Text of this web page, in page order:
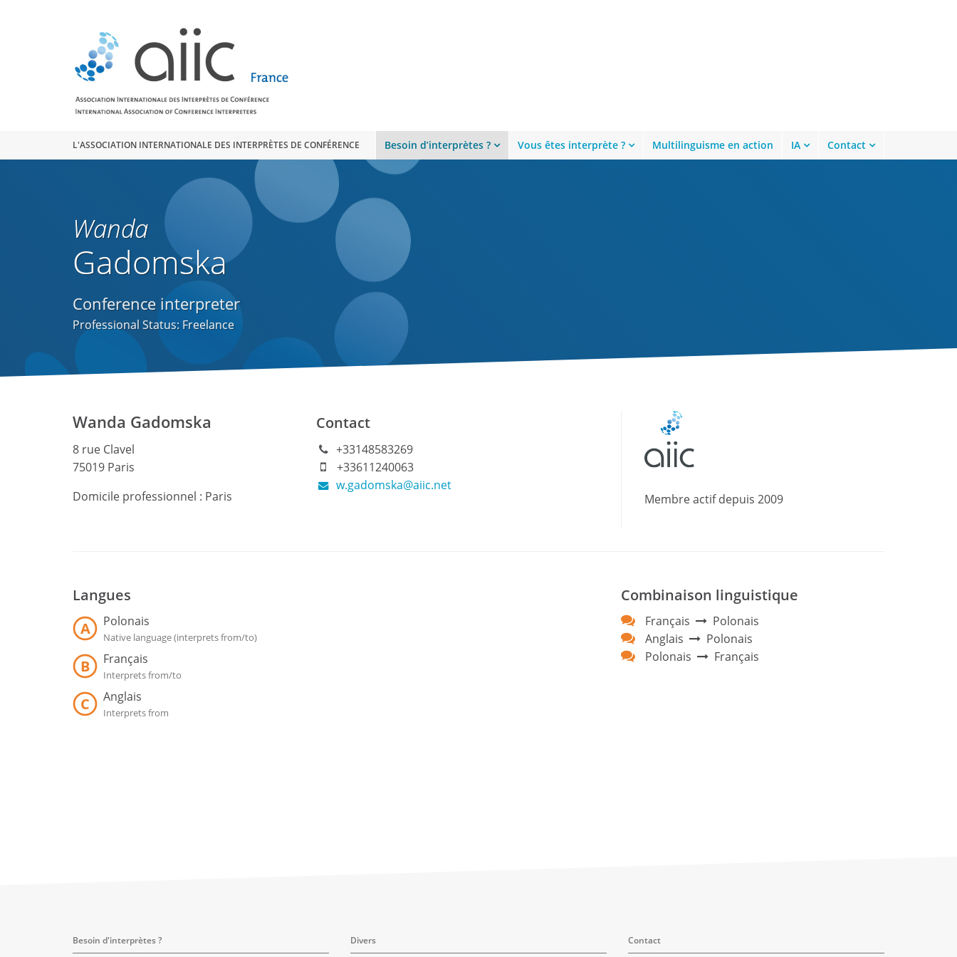
L'ASSOCIATION INTERNATIONALE DES INTERPRÈTES DE CONFÉRENCE Besoin d’interprètes ? Vous êtes interprète ? Multilinguisme en action IA Contact
Wanda
Gadomska
Conference interpreter
Professional Status: Freelance
Wanda Gadomska
8 rue Clavel
75019 Paris
Domicile professionnel : Paris
Contact
+33148583269
+33611240063
w.gadomska@aiic.net
Membre actifdepuis 2009
Langues
A Polonais
Native language (interprets from/to)
B Français
Interprets from/to
C Anglais
Interprets from
Combinaison linguistique
Français
Polonais
Anglais
Polonais
Polonais
Français
Besoin d'interprètes ? Divers Contact